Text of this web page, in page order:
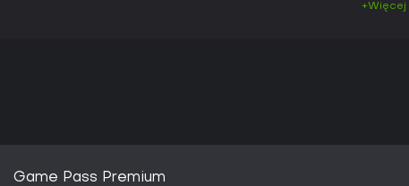
+Więcej
Game Pass Premium